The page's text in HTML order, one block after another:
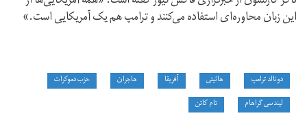
این زبان محاوره‌ای استفاده می‌کنند و ترامپ هم یک آمریکایی است.»
​دونالد ترامپ هائیتی آفریقا هاجران
حزب دموکرات
لیندسی گراهام
تام کاتن